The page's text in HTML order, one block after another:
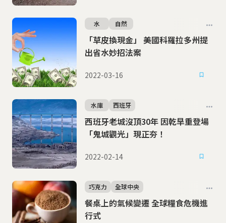
「草皮換現金」 美國科羅拉多州提
出省水妙招法案
水 自然
2022-03-16
西班牙老城沒頂30年 因乾旱重登場
「鬼城觀光」現正夯！
水庫 西班牙
2022-02-14
餐桌上的氣候變遷 全球糧食危機進
行式
巧克力 全球中央